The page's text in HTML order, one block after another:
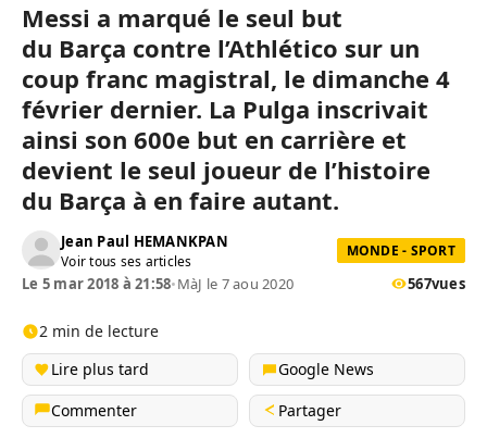
Messi a marqué le seul but
du Barça contre l’Athlético sur un
coup franc magistral, le dimanche 4
février dernier. La Pulga inscrivait
ainsi son 600e but en carrière et
devient le seul joueur de l’histoire
du Barça à en faire autant.
Jean Paul HEMANKPAN
Voir tous ses articles
MONDE - SPORT
Le 5 mar 2018 à 21:58•MàJ le 7 aou 2020 567vues
2 min de lecture
Lire plus tard
Google News
Commenter
Partager